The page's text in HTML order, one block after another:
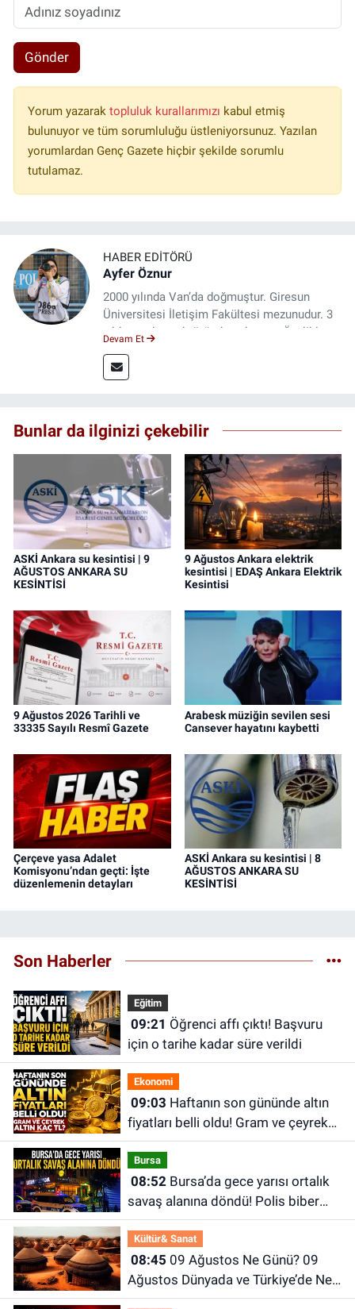
Gönder
Yorum yazarak topluluk kurallarımızı kabul etmiş
bulunuyor ve tüm sorumluluğu üstleniyorsunuz. Yazılan
yorumlardan Genç Gazete hiçbir şekilde sorumlu
tutulamaz.
HABER EDITÖRÜ
Ayfer Öznur
2000 yılında Van’da doğmuştur. Giresun
Üniversitesi İletişim Fakültesi mezunudur. 3
yıldır medya sektöründe çalışıyor. Özelikle
Devam Et
Bunlar da ilginizi çekebilir
ASKİ Ankara su kesintisi | 9
AĞUSTOS ANKARA SU
KESİNTİSİ
9 Ağustos Ankara elektrik
kesintisi | EDAŞ Ankara Elektrik
Kesintisi
9 Ağustos 2026 Tarihli ve
33335 Sayılı Resmî Gazete
Arabesk müziğin sevilen sesi
Cansever hayatını kaybetti
Çerçeve yasa Adalet
Komisyonu’ndan geçti: İşte
düzenlemenin detayları
ASKİ Ankara su kesintisi | 8
AĞUSTOS ANKARA SU
KESİNTİSİ
Son Haberler
Eğitim
09:21
için o tarihe kadar süre verildi
Ekonomi
09:03
fiyatları belli oldu! Gram ve çeyrek
altın kaç TL?
Bursa
08:52Bursa’da gece yarısı ortalık
savaş alanına döndü! Polis biber
gazıyla müdahale etti
Kültür& Sanat
08:45
Ağustos Dünyada ve Türkiye’de Ne
Günü? 09 Ağustos Ne Burcu?